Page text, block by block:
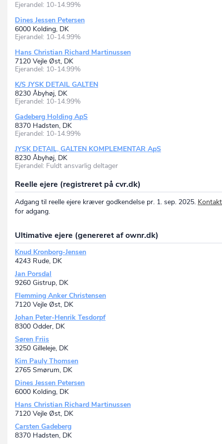
Ejerandel: 10-14.99%
Dines Jessen Petersen
6000 Kolding, DK
Ejerandel: 10-14.99%
Hans Christian Richard Martinussen
7120 Vejle Øst, DK
Ejerandel: 10-14.99%
K/S JYSK DETAIL GALTEN
8230 Åbyhøj, DK
Ejerandel: 10-14.99%
Gadeberg Holding ApS
8370 Hadsten, DK
Ejerandel: 10-14.99%
JYSK DETAIL, GALTEN KOMPLEMENTAR ApS
8230 Åbyhøj, DK
Ejerandel: Fuldt ansvarlig deltager
Reelle ejere (registreret på cvr.dk)
Adgang til reelle ejere kræver godkendelse pr. 1. sep. 2025.
for adgang.
Ultimative ejere (genereret af ownr.dk)
Knud Kronborg-Jensen
4243 Rude, DK
Jan Porsdal
9260 Gistrup, DK
Flemming Anker Christensen
7120 Vejle Øst, DK
Johan Peter-Henrik Tesdorpf
8300 Odder, DK
Søren Friis
3250 Gilleleje, DK
Kim Pauly Thomsen
2765 Smørum, DK
Dines Jessen Petersen
6000 Kolding, DK
Hans Christian Richard Martinussen
7120 Vejle Øst, DK
Carsten Gadeberg
8370 Hadsten, DK